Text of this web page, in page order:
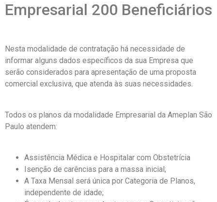
Empresarial 200 Beneficiários
Nesta modalidade de contratação há necessidade de
informar alguns dados específicos da sua Empresa que
serão considerados para apresentação de uma proposta
comercial exclusiva, que atenda às suas necessidades.
Todos os planos da modalidade Empresarial da Ameplan São
Paulo atendem:
Assistência Médica e Hospitalar com Obstetrícia
Isenção de carências para a massa inicial;
A Taxa Mensal será única por Categoria de Planos,
independente de idade;